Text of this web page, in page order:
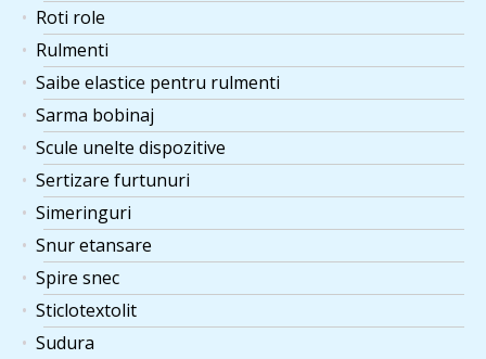
Roti role
Rulmenti
Saibe elastice pentru rulmenti
Sarma bobinaj
Scule unelte dispozitive
Sertizare furtunuri
Simeringuri
Snur etansare
Spire snec
Sticlotextolit
Sudura